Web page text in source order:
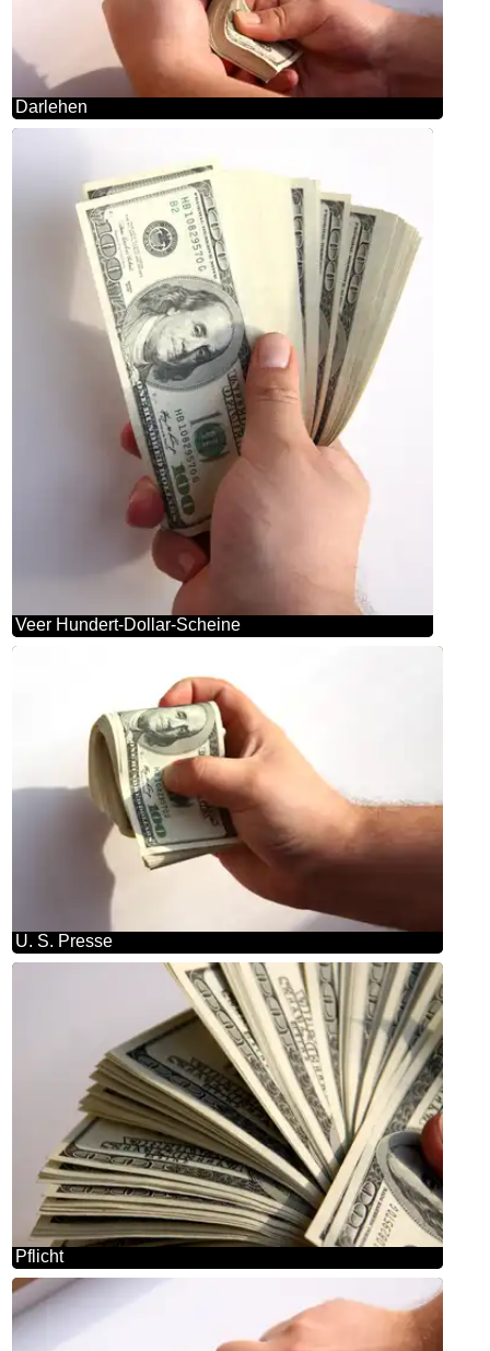
Darlehen
Veer Hundert-Dollar-Scheine
U. S. Presse
Pflicht